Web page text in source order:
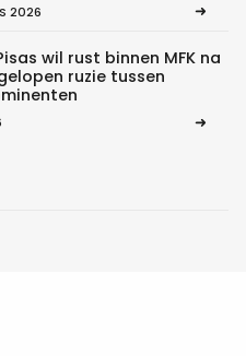
2026
wil rust binnen MFK na
ruzie tussen